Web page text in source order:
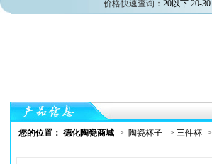
价格快速查询： 20以下 20-30
您的位置： 德化陶瓷商城 -> 陶瓷杯子 -> 三件杯 ->